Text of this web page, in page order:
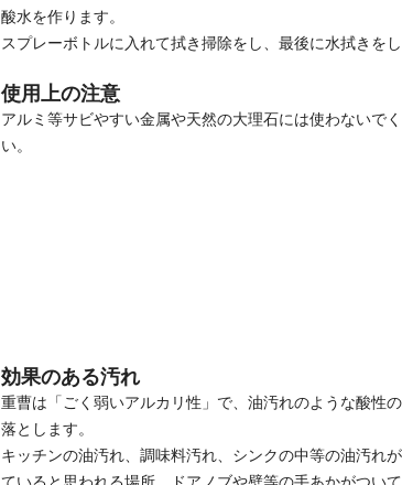
酸水を作ります。
スプレーボトルに入れて拭き掃除をし、最後に水拭きを
使用上の注意
アルミ等サビやすい金属や天然の大理石には使わないで
い。
効果のある汚れ
重曹は「ごく弱いアルカリ性」で、油汚れのような酸性
落とします。
キッチンの油汚れ、調味料汚れ、シンクの中等の油汚れ